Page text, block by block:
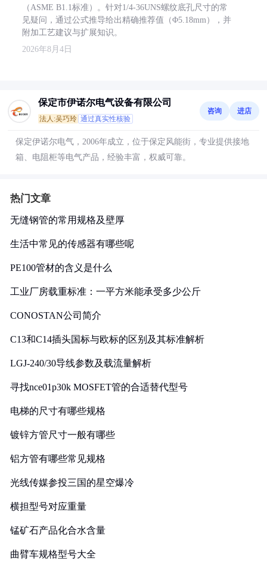
（ASME B1.1标准）。针对1/4-36UNS螺纹底孔尺寸的常
见疑问，通过公式推导给出精确推荐值（Φ5.18mm），并
附加工艺建议与扩展知识。
2026年8月4日
保定市伊诺尔电气设备有限公司
法人:吴巧玲 通过真实性核验
咨询 进店
保定伊诺尔电气，2006年成立，位于保定风能街，专业提供接地
箱、电阻柜等电气产品，经验丰富，权威可靠。
热门文章
无缝钢管的常用规格及壁厚
生活中常见的传感器有哪些呢
PE100管材的含义是什么
工业厂房载重标准：一平方米能承受多少公斤
CONOSTAN公司简介
C13和C14插头国标与欧标的区别及其标准解析
LGJ-240/30导线参数及载流量解析
寻找nce01p30k MOSFET管的合适替代型号
电梯的尺寸有哪些规格
镀锌方管尺寸一般有哪些
铝方管有哪些常见规格
光线传媒参投三国的星空爆冷
横担型号对应重量
锰矿石产品化合水含量
曲臂车规格型号大全